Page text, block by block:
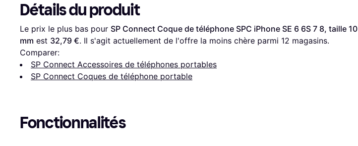
Détails du produit
Le prix le plus bas pour SP Connect Coque de téléphone SPC iPhone SE 6 6S 7 8, taille 10
mm est 32,79 €. Il s'agit actuellement de l'offre la moins chère parmi 12 magasins.
Comparer:
SP Connect Accessoires de téléphones portables
SP Connect Coques de téléphone portable
Fonctionnalités